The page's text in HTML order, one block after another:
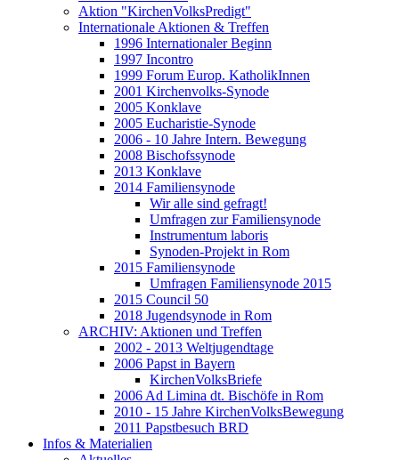
Aktion "KirchenVolksPredigt"
Internationale Aktionen & Treffen
1996 Internationaler Beginn
1997 Incontro
1999 Forum Europ. KatholikInnen
2001 Kirchenvolks-Synode
2005 Konklave
2005 Eucharistie-Synode
2006 - 10 Jahre Intern. Bewegung
2008 Bischofssynode
2013 Konklave
2014 Familiensynode
Wir alle sind gefragt!
Umfragen zur Familiensynode
Instrumentum laboris
Synoden-Projekt in Rom
2015 Familiensynode
Umfragen Familiensynode 2015
2015 Council 50
2018 Jugendsynode in Rom
ARCHIV: Aktionen und Treffen
2002 - 2013 Weltjugendtage
2006 Papst in Bayern
KirchenVolksBriefe
2006 Ad Limina dt. Bischöfe in Rom
2010 - 15 Jahre KirchenVolksBewegung
2011 Papstbesuch BRD
Infos & Materialien